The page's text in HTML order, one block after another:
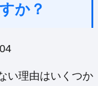
か？
い理由はいくつか